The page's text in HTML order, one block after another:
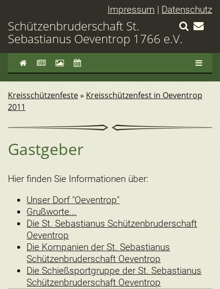
Impressum | Datenschutz
Schützenbruderschaft St.
Sebastianus Oeventrop 1766 e.V.
Kreisschützenfeste» Kreisschützenfest in Oeventrop
2011
Gastgeber
Hier finden Sie Informationen über:
Unser Dorf "Oeventrop"
Grußworte...
Die St. Sebastianus Schützenbruderschaft
Oeventrop
Die Kompanien der St. Sebastianus
Schützenbruderschaft Oeventrop
Die Schießsportgruppe der St. Sebastianus
Schützenbruderschaft Oeventrop